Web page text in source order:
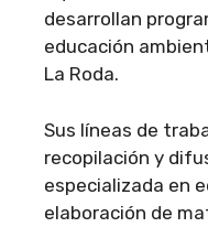
desarrollan
educación
La Roda.
Sus líneas de
recopilación y
especializada en
elaboración de